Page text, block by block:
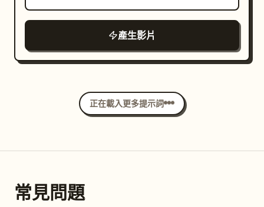
產生影片
正在載入更多提示詞
常見問題